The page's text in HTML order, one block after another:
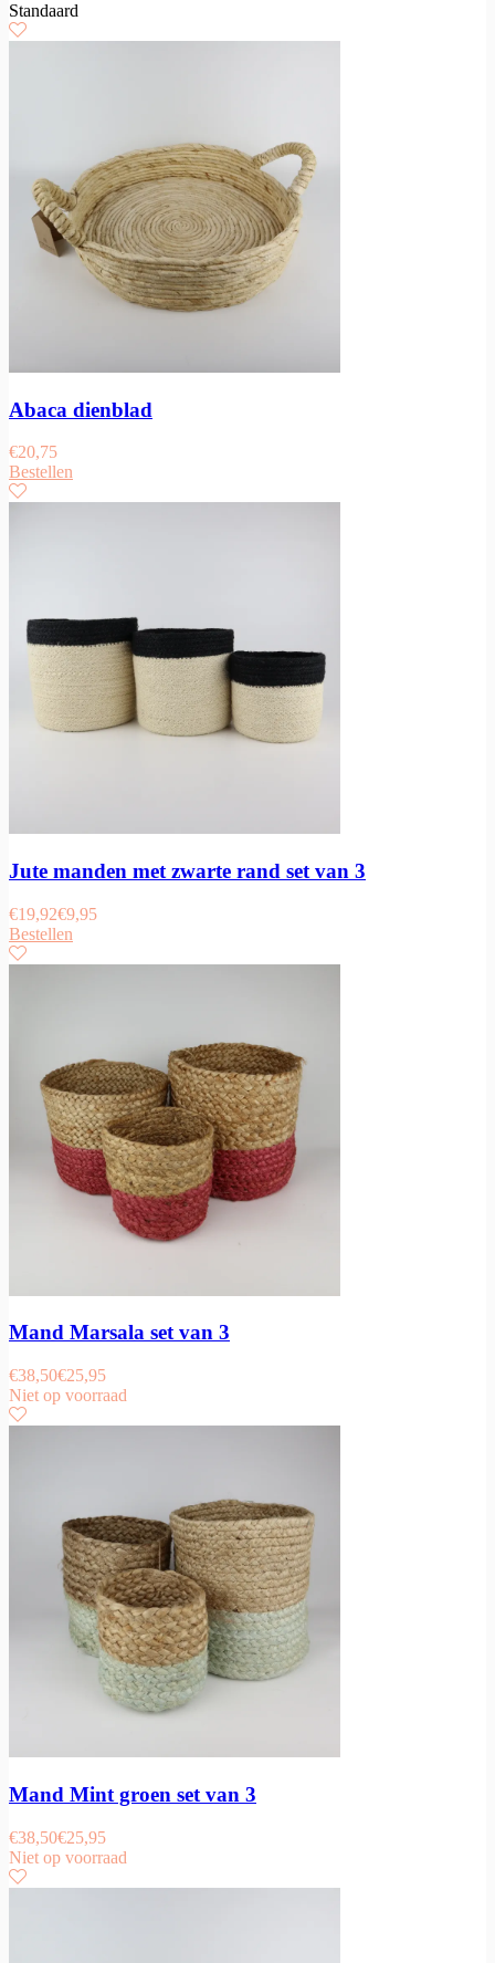
Standaard
Abaca dienblad
€20,75
Bestellen
Jute manden met zwarte rand set van 3
€19,92€9,95
Bestellen
Mand Marsala set van 3
€38,50€25,95
Niet op voorraad
Mand Mint groen set van 3
€38,50€25,95
Niet op voorraad